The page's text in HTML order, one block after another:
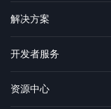
解决方案
开发者服务
资源中心